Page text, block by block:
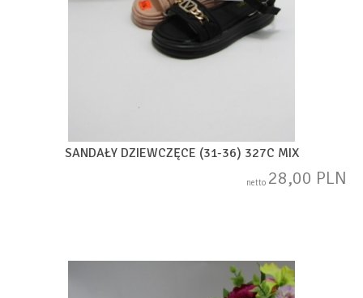
SANDAŁY DZIEWCZĘCE (31-36) 327C MIX
netto 28,00 PLN